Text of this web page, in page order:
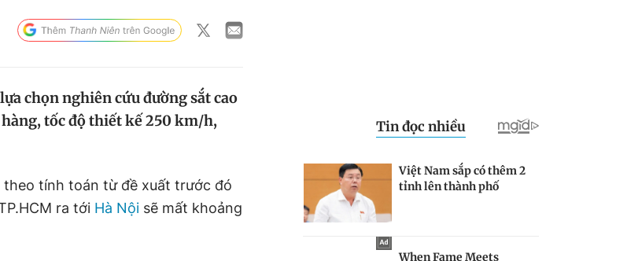
chọn nghiên cứu đường sắt cao
tốc độ thiết kế 250 km/h,
tính toán từ đề xuất trước đó
ra tới Hà Nội sẽ mất khoảng